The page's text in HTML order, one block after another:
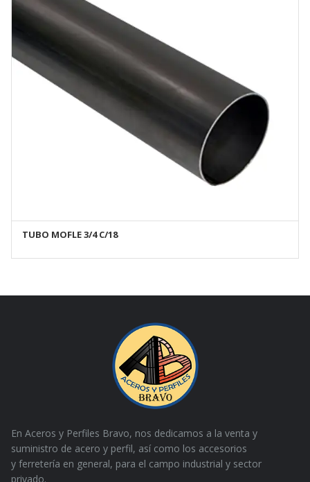
TUBO MOFLE 3/4 C/18
En Aceros y Perfiles Bravo, nos dedicamos a la venta y
suministro de acero y perfil, así como los accesorios
y ferretería en general, para el campo industrial y sector
privado.